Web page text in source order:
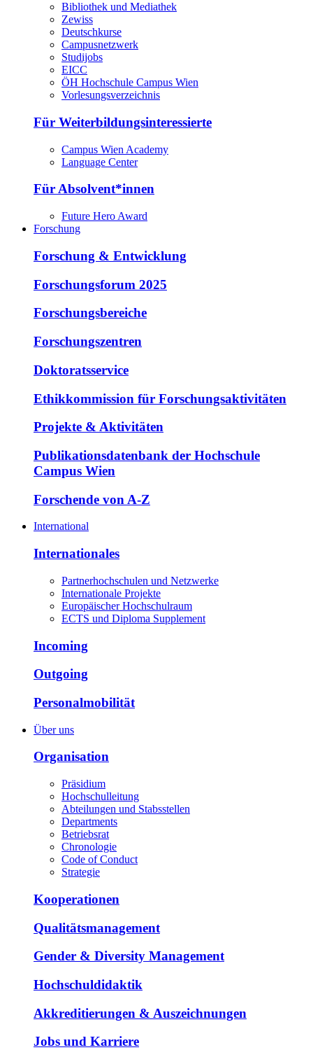
Bibliothek und Mediathek
Zewiss
Deutschkurse
Campusnetzwerk
Studijobs
EICC
ÖH Hochschule Campus Wien
Vorlesungsverzeichnis
Für Weiterbildungsinteressierte
Campus Wien Academy
Language Center
Für Absolvent*innen
Future Hero Award
Forschung
Forschung & Entwicklung
Forschungsforum 2025
Forschungsbereiche
Forschungszentren
Doktoratsservice
Ethikkommission für Forschungsaktivitäten
Projekte & Aktivitäten
Publikationsdatenbank der Hochschule
Campus Wien
Forschende von A-Z
International
Internationales
Partnerhochschulen und Netzwerke
Internationale Projekte
Europäischer Hochschulraum
ECTS und Diploma Supplement
Incoming
Outgoing
Personalmobilität
Über uns
Organisation
Präsidium
Hochschulleitung
Abteilungen und Stabsstellen
Departments
Betriebsrat
Chronologie
Code of Conduct
Strategie
Kooperationen
Qualitätsmanagement
Gender & Diversity Management
Hochschuldidaktik
Akkreditierungen & Auszeichnungen
Jobs und Karriere